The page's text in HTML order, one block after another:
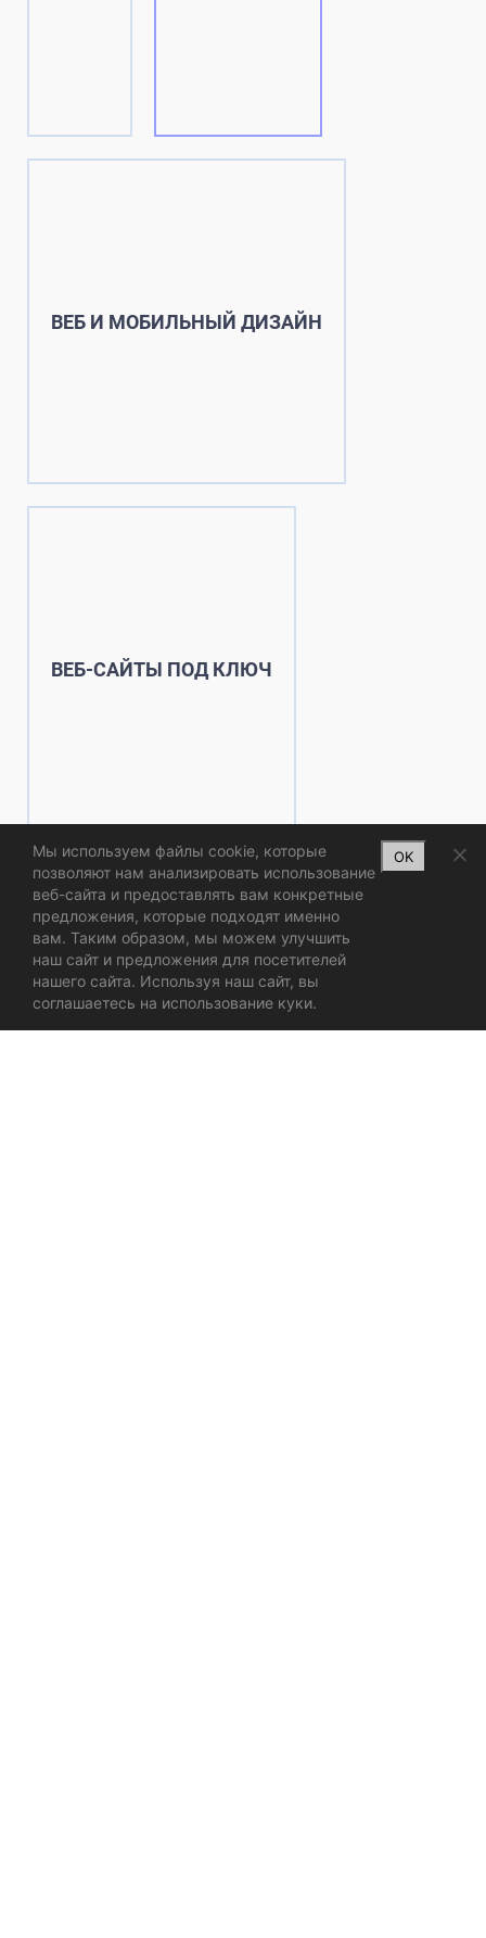
ВЕБ И МОБИЛЬНЫЙ ДИЗАЙН
ВЕБ-САЙТЫ ПОД КЛЮЧ
ДИЗАЙН МОБИЛЬНОГО ПРИЛОЖЕНИЯ
Мы используем файлы cookie, которые
позволяют нам анализировать использование
веб-сайта и предоставлять вам конкретные
предложения, которые подходят именно
вам. Таким образом, мы можем улучшить
наш сайт и предложения для посетителей
нашего сайта. Используя наш сайт, вы
соглашаетесь на использование куки.
OK